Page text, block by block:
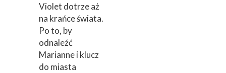
Violet dotrze aż
na krańce świata.
Po to, by
odnaleźć
Marianne i klucz
do miasta